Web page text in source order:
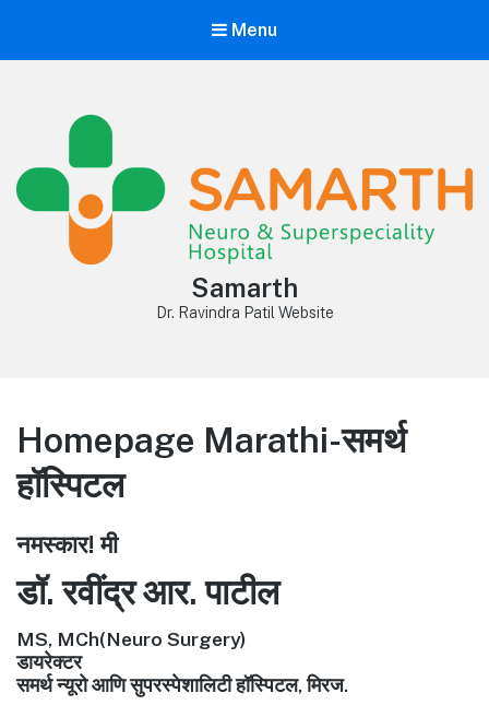
Menu
Samarth
Dr. Ravindra Patil Website
Homepage Marathi-समर्थ
हॉस्पिटल
नमस्कार! मी
डॉ. रवींद्र आर. पाटील
MS, MCh(Neuro Surgery)
डायरेक्टर
समर्थ न्यूरो आणि सुपरस्पेशालिटी हॉस्पिटल, मिरज.